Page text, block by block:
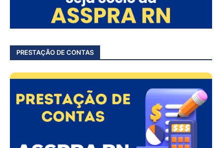
PRESTAÇÃO DE CONTAS